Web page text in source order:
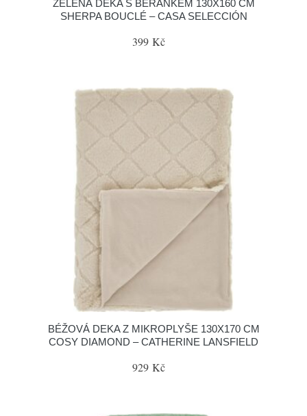
ZELENÁ DEKA S BERÁNKEM 130X160 CM
SHERPA BOUCLÉ – CASA SELECCIÓN
399 Kč
BÉŽOVÁ DEKA Z MIKROPLYŠE 130X170 CM
COSY DIAMOND – CATHERINE LANSFIELD
929 Kč